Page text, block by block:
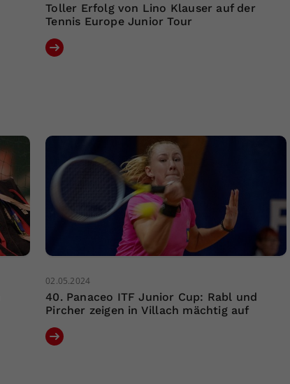
Toller Erfolg von Lino Klauser auf der
Tennis Europe Junior Tour
02.05.2024
40. Panaceo ITF Junior Cup: Rabl und
Pircher zeigen in Villach mächtig auf